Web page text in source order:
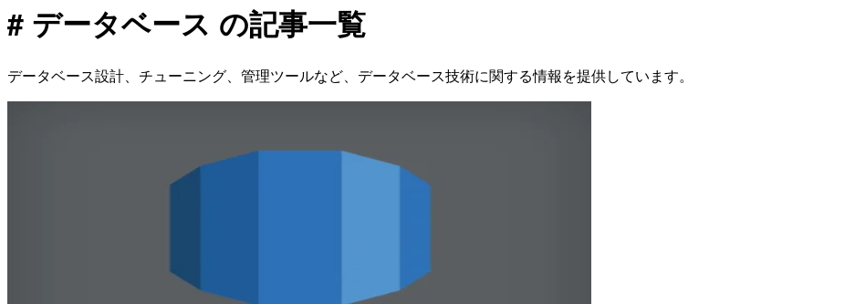
# データベース の記事一覧
データベース設計、チューニング、管理ツールなど、データベース技術に関する情報を提供しています。